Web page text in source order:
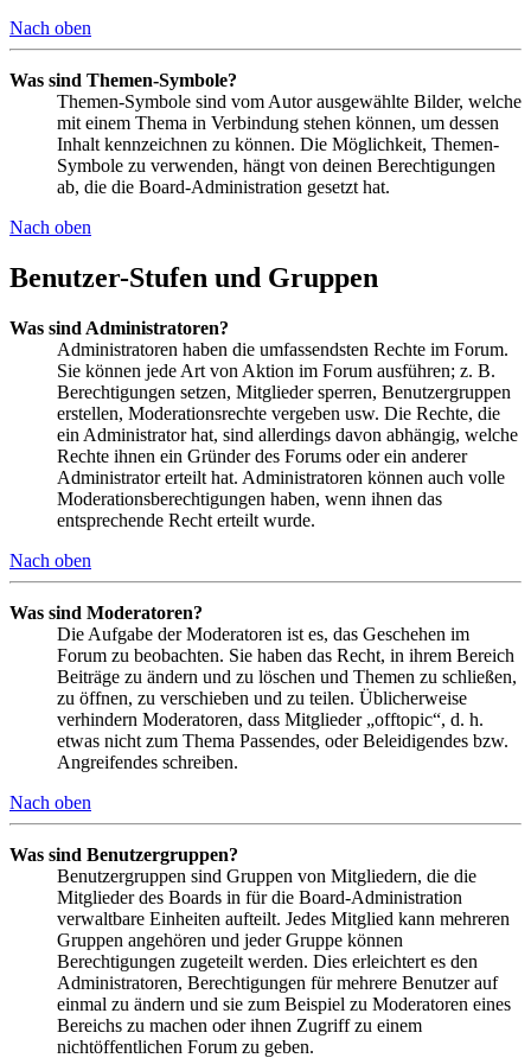
Nach oben
Was sind Themen-Symbole?
Themen-Symbole sind vom Autor ausgewählte Bilder, welche
mit einem Thema in Verbindung stehen können, um dessen
Inhalt kennzeichnen zu können. Die Möglichkeit, Themen-
Symbole zu verwenden, hängt von deinen Berechtigungen
ab, die die Board-Administration gesetzt hat.
Nach oben
Benutzer-Stufen und Gruppen
Was sind Administratoren?
Administratoren haben die umfassendsten Rechte im Forum.
Sie können jede Art von Aktion im Forum ausführen; z. B.
Berechtigungen setzen, Mitglieder sperren, Benutzergruppen
erstellen, Moderationsrechte vergeben usw. Die Rechte, die
ein Administrator hat, sind allerdings davon abhängig, welche
Rechte ihnen ein Gründer des Forums oder ein anderer
Administrator erteilt hat. Administratoren können auch volle
Moderationsberechtigungen haben, wenn ihnen das
entsprechende Recht erteilt wurde.
Nach oben
Was sind Moderatoren?
Die Aufgabe der Moderatoren ist es, das Geschehen im
Forum zu beobachten. Sie haben das Recht, in ihrem Bereich
Beiträge zu ändern und zu löschen und Themen zu schließen,
zu öffnen, zu verschieben und zu teilen. Üblicherweise
verhindern Moderatoren, dass Mitglieder „offtopic“, d. h.
etwas nicht zum Thema Passendes, oder Beleidigendes bzw.
Angreifendes schreiben.
Nach oben
Was sind Benutzergruppen?
Benutzergruppen sind Gruppen von Mitgliedern, die die
Mitglieder des Boards in für die Board-Administration
verwaltbare Einheiten aufteilt. Jedes Mitglied kann mehreren
Gruppen angehören und jeder Gruppe können
Berechtigungen zugeteilt werden. Dies erleichtert es den
Administratoren, Berechtigungen für mehrere Benutzer auf
einmal zu ändern und sie zum Beispiel zu Moderatoren eines
Bereichs zu machen oder ihnen Zugriff zu einem
nichtöffentlichen Forum zu geben.